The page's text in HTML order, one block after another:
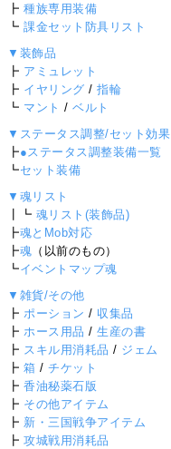
┣種族専用装備
┗課金セット防具リスト
▼装飾品
┣ アミュレット
┣ イヤリング /指輪
┗ マント /ベルト
▼ステータス調整/セット効果
┣●ステータス調整装備一覧
┗セット装備
▼魂リスト
┃┗ 魂リスト(装飾品)
┣魂とMob対応
┣魂 （以前のもの）
┗イベントマップ魂
▼雑貨/その他
┣ポーション / 収集品
┣ホース用品 /生産の書
┣ スキル用消耗品 / ジェム
┣箱 /チケット
┣香油秘薬石版
┣ その他アイテム
┣ 新・三国戦争アイテム
┣攻城戦用消耗品